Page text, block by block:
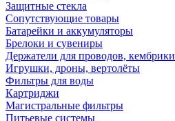
Защитные стекла
Сопутствующие товары
Батарейки и аккумуляторы
Брелоки и сувениры
Держатели для проводов, кембрики
Игрушки, дроны, вертолёты
Фильтры для воды
Картриджи
Магистральные фильтры
Питьевые системы